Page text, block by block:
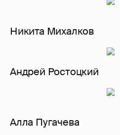
Никита Михалков
Андрей Ростоцкий
Алла Пугачева